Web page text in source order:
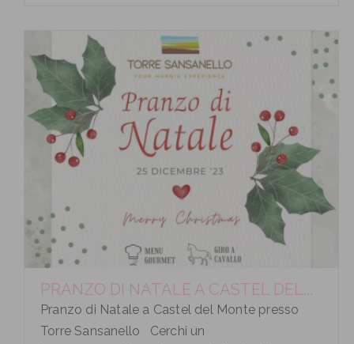
PRANZO DI NATALE A CASTEL DEL...
Pranzo di Natale a Castel del Monte presso
Torre Sansanello Cerchi un